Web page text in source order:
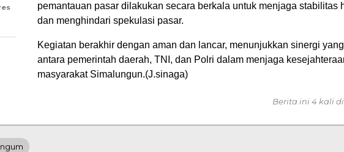
pemantauan pasar dilakukan secara berkala untuk menjaga stabilitas
dan menghindari spekulasi pasar.
Kegiatan berakhir dengan aman dan lancar, menunjukkan sinergi
antara pemerintah daerah, TNI, dan Polri dalam menjaga
masyarakat Simalungun.(J.sinaga)
Berita ini 4 kali